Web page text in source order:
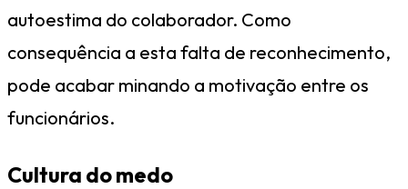
autoestima do colaborador. Como
consequência a esta falta de reconhecimento,
pode acabar minando a motivação entre os
funcionários.
Cultura do medo